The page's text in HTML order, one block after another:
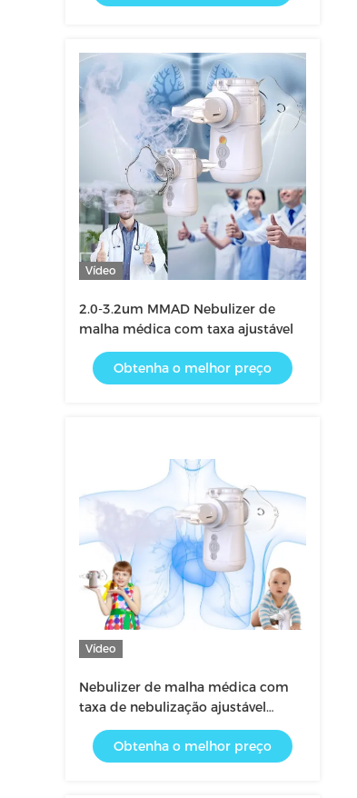
Vídeo
2.0-3.2um MMAD Nebulizer de
malha médica com taxa ajustável
Obtenha o melhor preço
Vídeo
Nebulizer de malha médica com
taxa de nebulização ajustável
Hospital e doméstico
Obtenha o melhor preço